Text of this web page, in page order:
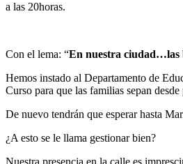
a las 20horas.
Con el lema: “En nuestra ciudad…las
Hemos instado al Departamento de
Curso para que las familias sepan
De nuevo tendrán que esperar hasta
¿A esto se le llama gestionar bien?